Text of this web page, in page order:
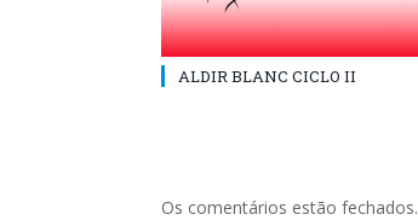
ALDIR BLANC CICLO II
Os comentários estão fechados.